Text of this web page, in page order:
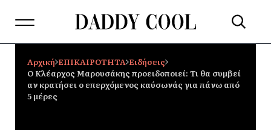
Αρχική ΕΠΙΚΑΙΡΟΤΗΤΑ Ειδήσεις
Ο Κλέαρχος Μαρουσάκης προειδοποιεί: Τι θα συμβεί
αν κρατήσει ο επερχόμενος καύσωνάς για πάνω από
5 μέρες